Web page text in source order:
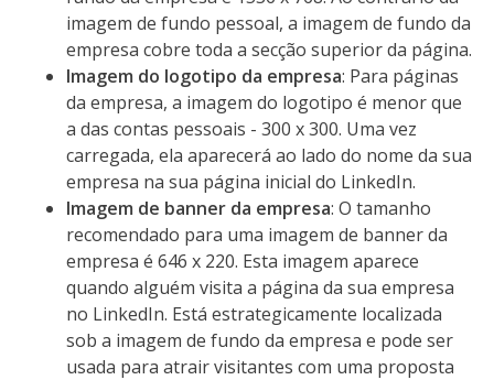
imagem de fundo pessoal, a imagem de fundo da
empresa cobre toda a secção superior da página.
Imagem do logotipo da empresa: Para páginas
da empresa, a imagem do logotipo é menor que
a das contas pessoais - 300 x 300. Uma vez
carregada, ela aparecerá ao lado do nome da sua
empresa na sua página inicial do LinkedIn.
Imagem de banner da empresa: O tamanho
recomendado para uma imagem de banner da
empresa é 646 x 220. Esta imagem aparece
quando alguém visita a página da sua empresa
no LinkedIn. Está estrategicamente localizada
sob a imagem de fundo da empresa e pode ser
usada para atrair visitantes com uma proposta